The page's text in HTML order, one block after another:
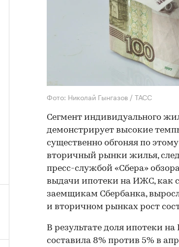
Фото: Николай Гынгазов / ТАСС
Сегмент индивидуального
демонстрирует высокие
существенно обгоняя по
вторичный рынки жилья,
пресс-службой «Сбера»
выдачи ипотеки на ИЖС, как
заемщикам Сбербанка,
и вторичном рынках рост
В результате доля ипотеки
составила 8% против 5% в